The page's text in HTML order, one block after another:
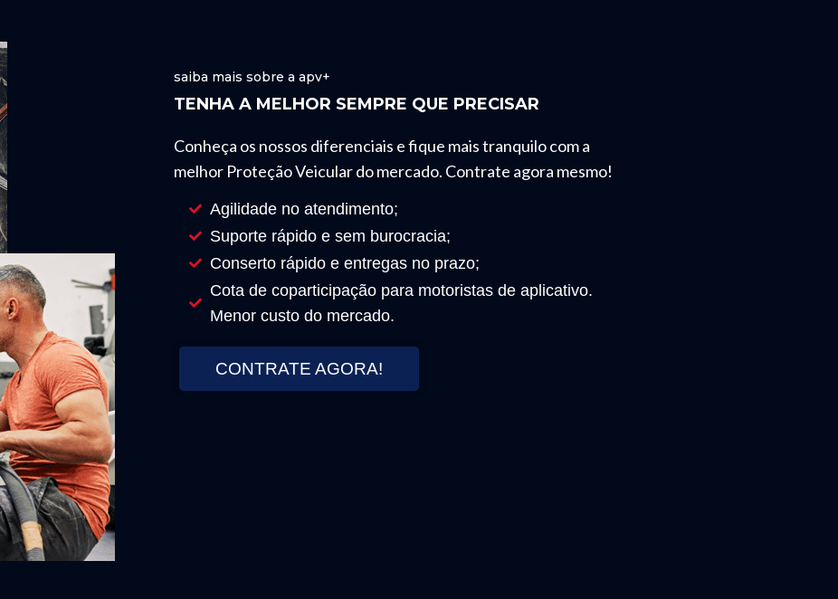
saiba mais sobre a apv+
TENHA A MELHOR SEMPRE QUE PRECISAR
Conheça os nossos diferenciais e fique mais tranquilo com a
melhor Proteção Veicular do mercado. Contrate agora mesmo!
Agilidade no atendimento;
Suporte rápido e sem burocracia;
Conserto rápido e entregas no prazo;
Cota de coparticipação para motoristas de aplicativo.
Menor custo do mercado.
CONTRATE AGORA!